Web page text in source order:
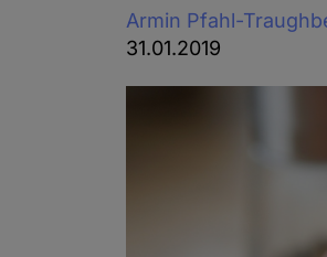
Armin Pfahl-
31.01.2019